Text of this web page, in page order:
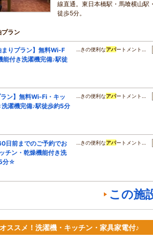
線直通。東日本橋駅・馬喰横山駅
徒歩5分。
プラン
まりプラン】無料Wi-F
能付き洗濯機完備♪駅徒
…きの便利なアパートメント…
ラン】無料Wi-Fi・キッ
濯機完備♪駅徒歩約5分
…きの便利なアパートメント…
日前までのご予約でお
チン・乾燥機能付き洗
分☆
…きの便利なアパートメント…
この施
ススメ！洗濯機・キッチン・家具家電付♪